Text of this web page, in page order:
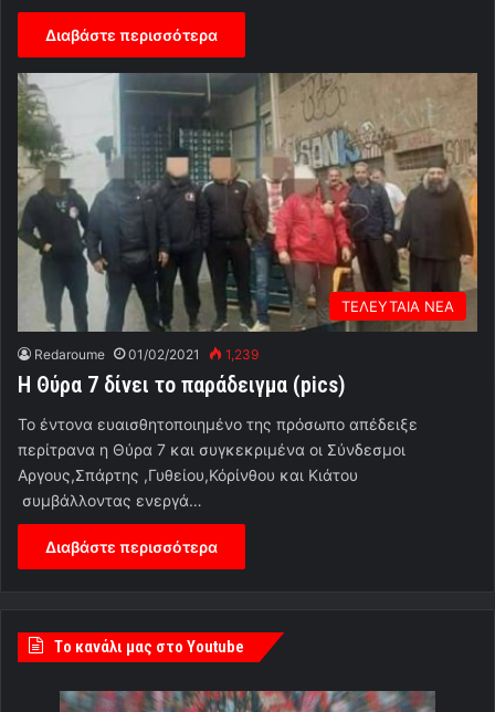
Διαβάστε περισσότερα
ΤΕΛΕΥΤΑΙΑ ΝΕΑ
Redaroume 01/02/2021 1,239
Η Θύρα 7 δίνει το παράδειγμα (pics)
Το έντονα ευαισθητοποιημένο της πρόσωπο απέδειξε
περίτρανα η Θύρα 7 και συγκεκριμένα οι Σύνδεσμοι
Αργους,Σπάρτης ,Γυθείου,Κόρίνθου και Κιάτου
συμβάλλοντας ενεργά…
Διαβάστε περισσότερα
Tο κανάλι μας στο Youtube